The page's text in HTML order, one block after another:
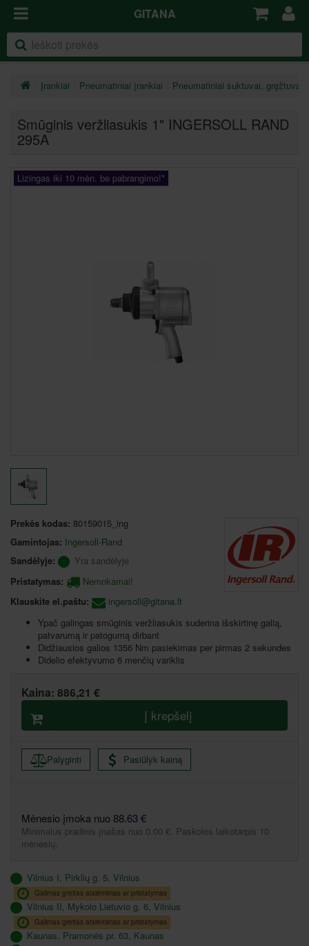
GITANA
Įrankiai Pneumatiniai įrankiai Pneumatiniai suktuvai, gręžtuvai
Smūginis veržliasukis 1" INGERSOLL RAND
295A
Lizingas iki 10 mėn. be pabrangimo!*
Prekės kodas: 80159015_ing
Gamintojas: Ingersoll-Rand
Sandėlyje:
Yra sandėlyje
Pristatymas:
Nemokamai!
Klauskite el.paštu:
ingersoll@gitana.lt
Ypač galingas smūginis veržliasukis suderina išskirtinę galią,
patvarumą ir patogumą dirbant
Didžiausios galios 1356 Nm pasiekimas per pirmas 2 sekundes
Didelio efektyvumo 6 menčių variklis
Kaina: 886,21 €
Į krepšelį
Palyginti Pasiūlyk kainą
Mėnesio įmoka nuo 88.63 €
Minimalus pradinis įnašas nuo 0.00 €. Paskolos laikotarpis 10
mėnesių.
Vilnius I, Pirklių g. 5, Vilnius
Galimas greitas atsiėmimas ar pristatymas
Vilnius II, Mykolo Lietuvio g. 6, Vilnius
Galimas greitas atsiėmimas ar pristatymas
Kaunas, Pramonės pr. 63, Kaunas